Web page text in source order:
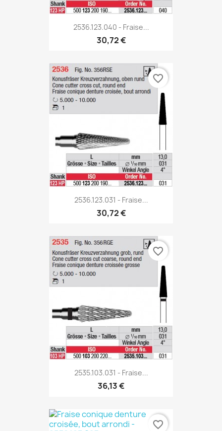
2536.123.040 - Fraise...
30,72 €
2536.123.031 - Fraise...
30,72 €
favorite_border
2535.103.031 - Fraise...
36,13 €
favorite_border
favorite_border